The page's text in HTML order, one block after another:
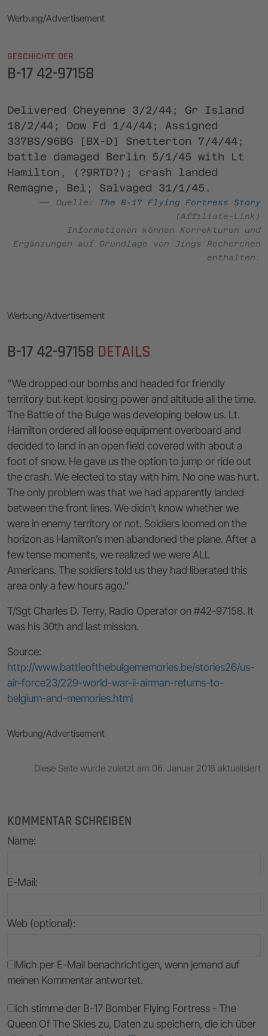
Werbung/Advertisement
GESCHICHTE DER
B-17 42-97158
Delivered Cheyenne 3/2/44; Gr Island
18/2/44; Dow Fd 1/4/44; Assigned
337BS/96BG [BX-D] Snetterton 7/4/44;
battle damaged Berlin 5/1/45 with Lt
Hamilton, (?9RTD?); crash landed
Remagne, Bel; Salvaged 31/1/45.
Quelle:
The B-17 Flying Fortress Story
(Affiliate-Link)
Informationen können Korrekturen und
Ergänzungen auf Grundlage von Jings Recherchen
enthalten.
Werbung/Advertisement
B-17 42-97158 DETAILS
“We dropped our bombs and headed for friendly
territory but kept loosing power and altitude all the time.
The Battle of the Bulge was developing below us. Lt.
Hamilton ordered all loose equipment overboard and
decided to land in an open field covered with about a
foot of snow. He gave us the option to jump or ride out
the crash. We elected to stay with him. No one was hurt.
The only problem was that we had apparently landed
between the front lines. We didn’t know whether we
were in enemy territory or not. Soldiers loomed on the
horizon as Hamilton’s men abandoned the plane. After a
few tense moments, we realized we were ALL
Americans. The soldiers told us they had liberated this
area only a few hours ago.”
T/Sgt Charles D. Terry, Radio Operator on #42-97158. It
was his 30th and last mission.
Source:
http://www.battleofthebulgememories.be/stories26/us-
air-force23/229-world-war-ii-airman-returns-to-
belgium-and-memories.html
Werbung/Advertisement
Diese Seite wurde zuletzt am 06. Januar 2018 aktualisiert
KOMMENTAR SCHREIBEN
Name:
E-Mail:
Web (optional):
Mich per E-Mail benachrichtigen, wenn jemand auf
meinen Kommentar antwortet.
Ich stimme der B-17 Bomber Flying Fortress - The
Queen Of The Skies zu, Daten zu speichern, die ich über